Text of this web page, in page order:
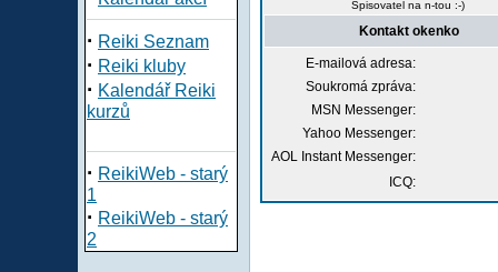
· Reiki Seznam
· Reiki kluby
· Kalendář Reiki
kurzů
· ReikiWeb - starý
1
· ReikiWeb - starý
2
Spisovatel na n-tou :-)
Kontakt okenko
E-mailová adresa:
Soukromá zpráva:
MSN Messenger:
Yahoo Messenger:
AOL Instant Messenger:
ICQ: